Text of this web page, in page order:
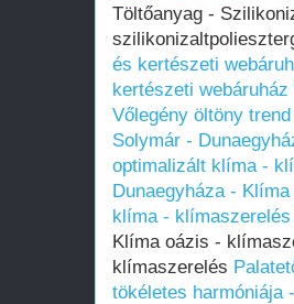
Töltőanyag -
és kertészeti
kertészeti webáruház
Vőlegény öltöny
Solymár -
optimalizált klíma -
Dunaegyháza -
klíma - klímaszerelés
Klíma oázis -
klímaszerelés
tökéletes harmóniája